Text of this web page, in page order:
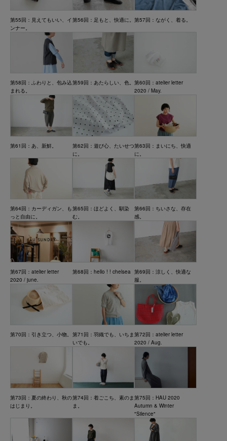
第55回：見えてもいい、イ
ンナー。
第56回：足もと、快適に。 第57回：ながく、着る。
第58回：ふわりと、包み込
まれる。
第59回：あたらしい、色。 第60回：atelier letter
2020 / May.
第61回：あ、新鮮。
第62回：遊び心、たいせつ
に。
第63回：まいにち、快適
に。
第64回：カーディガン、も
っと自由に。
第65回：ほどよく、馴染
む。
第66回：ちいさな、存在
感。
第67回：atelier letter
2020 / june.
第68回：hello ! ! chelsea 第69回：涼しく、快適な
服。
第70回：引き立つ、小物。 第71回：羽織でも、いちま
いでも。
第72回：atelier letter
2020 / Aug.
第73回：夏の終わり、秋の
はじまり。
第74回：着ごこち、素のま
ま。
第75回：HAU 2020
Autumn & Winter
"Silence"